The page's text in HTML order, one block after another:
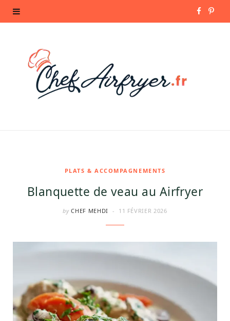
P
PLATS & ACCOMPAGNEMENTS
Blanquette de veau au Airfryer
by CHEF MEHDI 11 FÉVRIER 2026